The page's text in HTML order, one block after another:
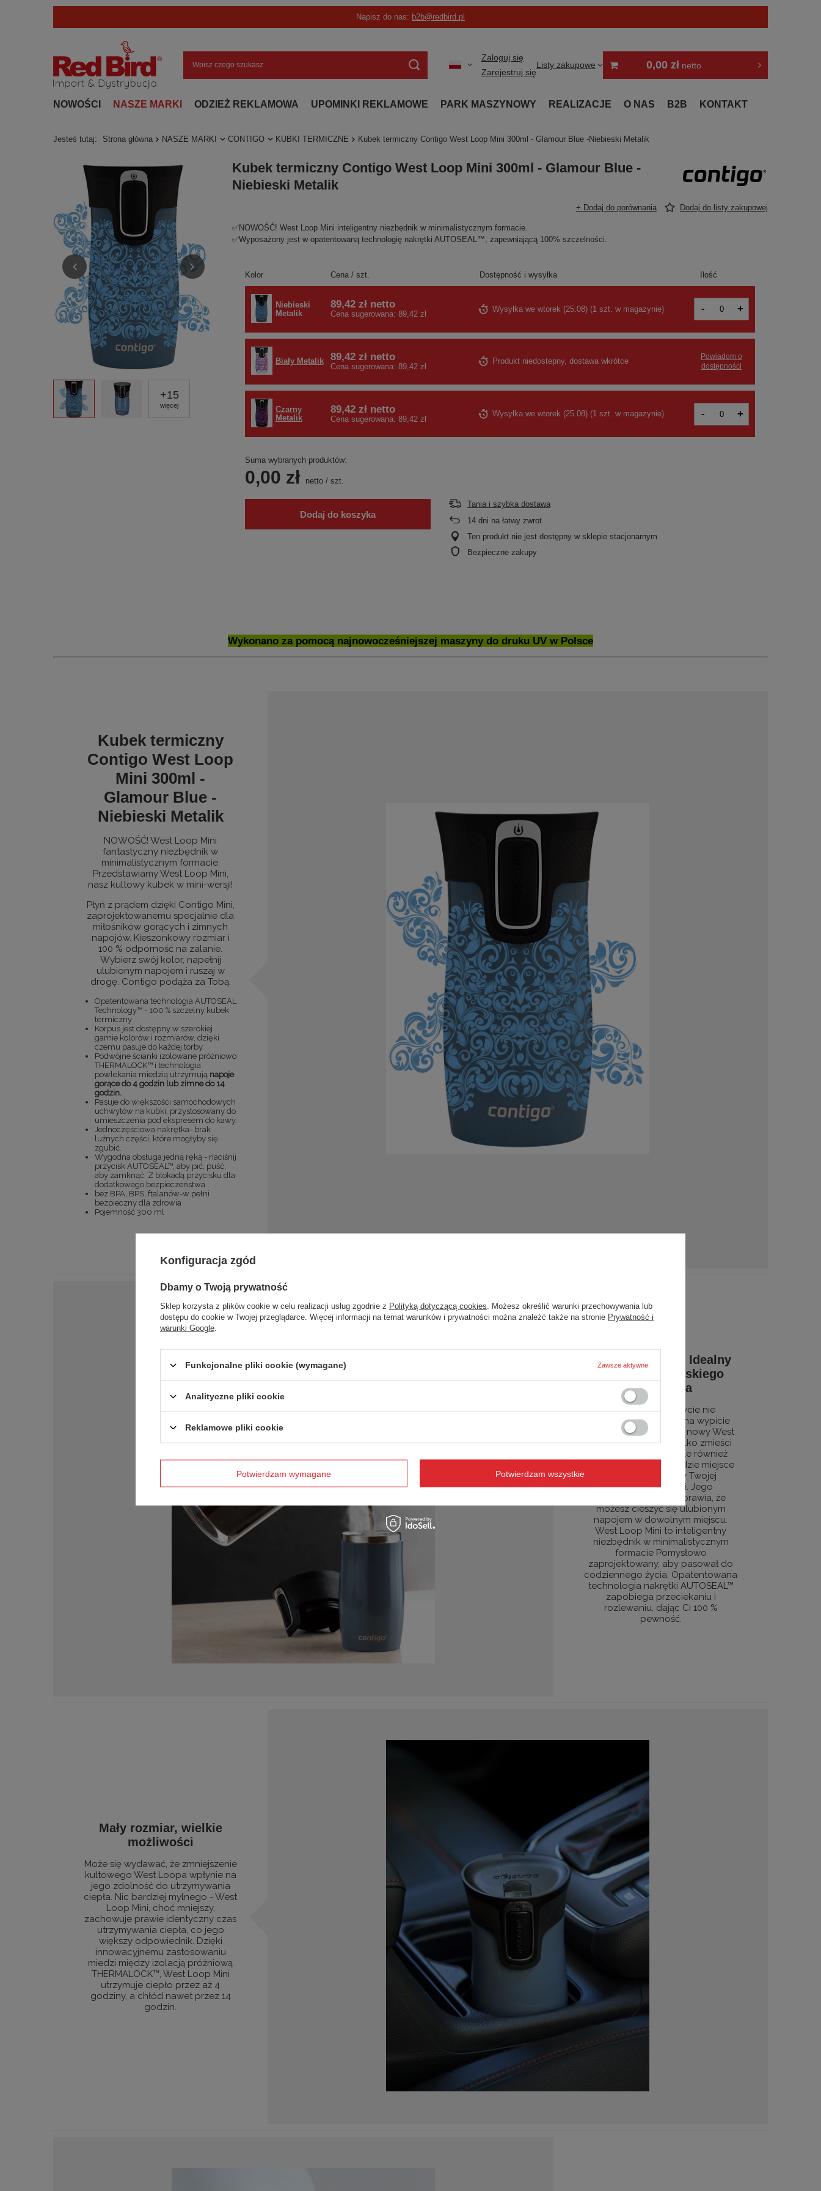
Napisz do nas: b2b@redbird.pl
Zaloguj się
Zarejestruj się
Listy zakupowe 0,00 zł netto
NOWOŚCI NASZE MARKI ODZIEŻ REKLAMOWA UPOMINKI REKLAMOWE PARK MASZYNOWY REALIZACJE O NAS B2B KONTAKT
Jesteś tutaj: Strona główna NASZE MARKI CONTIGO KUBKI TERMICZNE Kubek termiczny Contigo West Loop Mini 300ml - Glamour Blue -Niebieski Metalik
+15
więcej
Kubek termiczny Contigo West Loop Mini 300ml - Glamour Blue -
Niebieski Metalik
+ Dodaj do porównania Dodaj do listy zakupowej
✅NOWOŚĆ! West Loop Mini inteligentny niezbędnik w minimalistycznym formacie.
✅Wyposażony jest w opatentowaną technologię nakrętki AUTOSEAL™, zapewniającą 100% szczelności.
Kolor Cena / szt. Dostępność i wysyłka Ilość
Biały Metalik 89,42 złnetto
Cena sugerowana: 89,42 zł
Produkt niedostepny, dostawa wkrótce
Powiadom o
dostępności
Niebieski
Metalik
89,42 złnetto
Cena sugerowana: 89,42 zł
Wysyłka we wtorek (25.08) (1 szt. w magazynie) - +
Czarny
Metalik
89,42 złnetto
Cena sugerowana: 89,42 zł
Wysyłka we wtorek (25.08)(1 szt. w magazynie) - +
Suma wybranych produktów:
0,00 zł netto/ szt.
Dodaj do koszyka
Tania i szybka dostawa
14dni na łatwy zwrot
Ten produkt nie jest dostępny w sklepie stacjonarnym
Bezpieczne zakupy
Wykonano za pomocą najnowocześniejszej maszyny do druku UV w Polsce
Kubek termiczny
Contigo West Loop
Mini 300ml -
Glamour Blue -
Niebieski Metalik
NOWOŚĆ! West Loop Mini
fantastyczny niezbędnik w
minimalistycznym formacie.
Przedstawiamy West Loop Mini,
nasz kultowy kubek w mini-wersji!
Płyń z prądem dzięki Contigo Mini,
zaprojektowanemu specjalnie dla
miłośników gorących i zimnych
napojów. Kieszonkowy rozmiar i
100 % odporność na zalanie.
Wybierz swój kolor, napełnij
ulubionym napojem i ruszaj w
drogę. Contigo podąża za Tobą.
Opatentowana technologia AUTOSEAL
Technology™ - 100 % szczelny kubek
termiczny
Korpus jest dostępny w szerokiej
gamie kolorów i rozmiarów, dzięki
czemu pasuje do każdej torby.
Podwójne ścianki izolowane próżniowo
THERMALOCK™ i technologia
powlekania miedzią utrzymują napoje
gorące do 4 godzin lub zimne do 14
godzin.
Pasuje do większości samochodowych
uchwytów na kubki, przystosowany do
umieszczenia pod ekspresem do kawy.
Jednoczęściowa nakrętka- brak
luźnych części, które mogłyby się
zgubić.
Wygodna obsługa jedną ręką - naciśnij
przycisk AUTOSEAL™, aby pić, puść,
aby zamknąć. Z blokadą przycisku dla
dodatkowego bezpieczeństwa.
bez BPA, BPS, ftalanów-w pełni
bezpieczny dla zdrowia
Pojemność 300 ml
West Loop Mini: Idealny
towarzysz miejskiego
stylu życia
Miejskie, szybkie życie nie
pozostawia Ci czasu na wypicie
kawy w domu? Poznaj nowy West
Loop Mini, który nie tylko zmieści
się w Twojej torbie, ale również
bezproblemowo znajdzie miejsce
pod ekspressem w Twojej
ulubionej kawiarni. Jego
pojemność 300 ml sprawia, że
możesz cieszyć się ulubionym
napojem w dowolnym miejscu.
West Loop Mini to inteligentny
niezbędnik w minimalistycznym
formacie Pomysłowo
zaprojektowany, aby pasował do
codziennego życia. Opatentowana
technologia nakrętki AUTOSEAL™
zapobiega przeciekaniu i
rozlewaniu, dając Ci 100 %
pewność.
Mały rozmiar, wielkie
możliwości
Może się wydawać, że zmniejszenie
kultowego West Loopa wpłynie na
jego zdolność do utrzymywania
ciepła. Nic bardziej mylnego - West
Loop Mini, choć mniejszy,
zachowuje prawie identyczny czas
utrzymywania ciepła, co jego
większy odpowiednik. Dzięki
innowacyjnemu zastosowaniu
miedzi między izolacją próżniową
THERMALOCK™, West Loop Mini
utrzymuje ciepło przez aż 4
godziny, a chłód nawet przez 14
godzin.
Konfiguracja zgód
Dbamy o Twoją prywatność
Sklep korzysta z plików cookie w celu realizacji usług zgodnie z Polityką dotyczącą cookies . Możesz określić warunki przechowywania lub
dostępu do cookie w Twojej przeglądarce. Więcej informacji na temat warunków i prywatności można znaleźć także na stronie Prywatność i
warunki Google
Funkcjonalne pliki cookie (wymagane) Zawsze aktywne
Analityczne pliki cookie
Reklamowe pliki cookie
Potwierdzam wymagane Potwierdzam wszystkie